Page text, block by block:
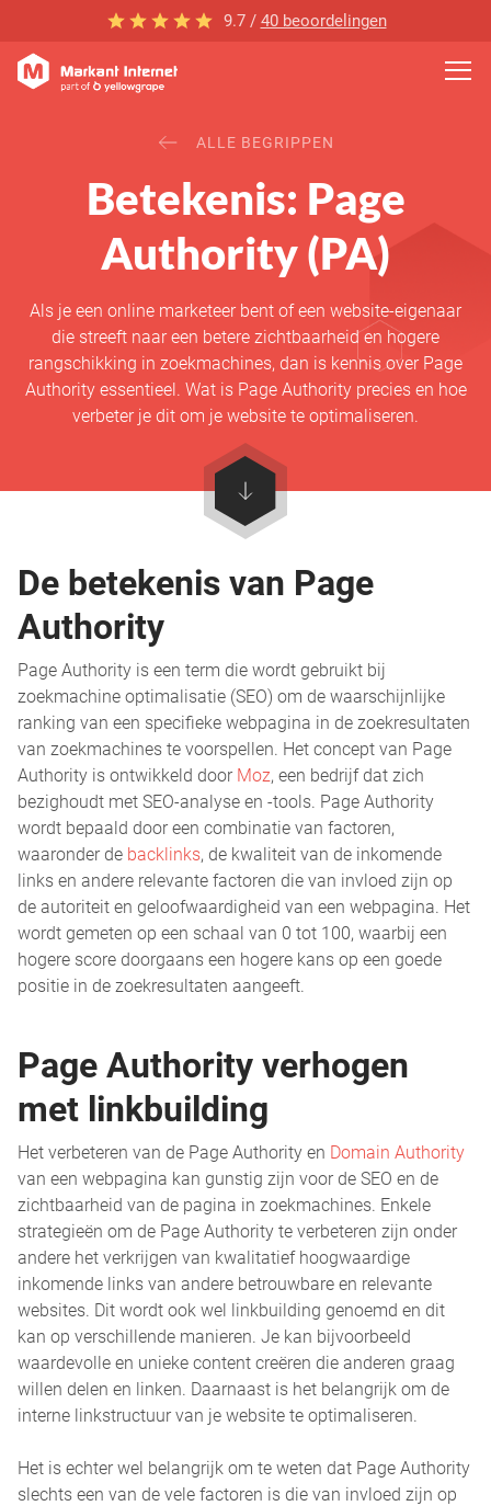
9.7 / 40 beoordelingen
ALLE BEGRIPPEN
Betekenis: Page
Authority (PA)
Als je een online marketeer bent of een website-eigenaar
die streeft naar een betere zichtbaarheid en hogere
rangschikking in zoekmachines, dan is kennis over Page
Authority essentieel. Wat is Page Authority precies en hoe
verbeter je dit om je website te optimaliseren.
De betekenis van Page
Authority
Page Authority is een term die wordt gebruikt bij
zoekmachine optimalisatie (SEO) om de waarschijnlijke
ranking van een specifieke webpagina in de zoekresultaten
van zoekmachines te voorspellen. Het concept van Page
Authority is ontwikkeld door Moz, een bedrijf dat zich
bezighoudt met SEO-analyse en -tools. Page Authority
wordt bepaald door een combinatie van factoren,
waaronder de backlinks, de kwaliteit van de inkomende
links en andere relevante factoren die van invloed zijn op
de autoriteit en geloofwaardigheid van een webpagina. Het
wordt gemeten op een schaal van 0 tot 100, waarbij een
hogere score doorgaans een hogere kans op een goede
positie in de zoekresultaten aangeeft.
Page Authority verhogen
met linkbuilding
Het verbeteren van de Page Authority en Domain Authority
van een webpagina kan gunstig zijn voor de SEO en de
zichtbaarheid van de pagina in zoekmachines. Enkele
strategieën om de Page Authority te verbeteren zijn onder
andere het verkrijgen van kwalitatief hoogwaardige
inkomende links van andere betrouwbare en relevante
websites. Dit wordt ook wel linkbuilding genoemd en dit
kan op verschillende manieren. Je kan bijvoorbeeld
waardevolle en unieke content creëren die anderen graag
willen delen en linken. Daarnaast is het belangrijk om de
interne linkstructuur van je website te optimaliseren.
Het is echter wel belangrijk om te weten dat Page Authority
slechts een van de vele factoren is die van invloed zijn op